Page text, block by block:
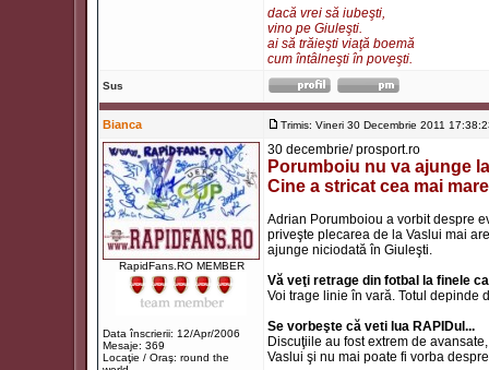
dacă vrei să iubeşti,
vino pe Giuleşti.
ai să trăieşti viaţă boemă
cum întâlneşti în poveşti.
Sus
Bianca Trimis: Vineri 30 Decembrie 2011
RapidFans.RO MEMBER
Data înscrierii: 12/Apr/2006
Mesaje: 369
Locaţie / Oraş: round the
30 decembrie/ prosport.ro
Porumboiu nu va ajunge
Cine a stricat cea mai
Adrian Porumboiou a vorbit despre
priveşte plecarea de la Vaslui mai
ajunge niciodată în Giuleşti.
Vă veţi retrage din fotbal la finele
Voi trage linie în vară. Totul depinde
Se vorbeşte că veti lua RAPIDul...
Discuţiile au fost extrem de
Vaslui şi nu mai poate fi vorba